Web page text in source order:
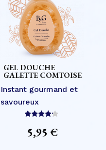
GEL DOUCHE
GALETTE COMTOISE
Instant gourmand et
savoureux
4.00
sur 5
5,95€